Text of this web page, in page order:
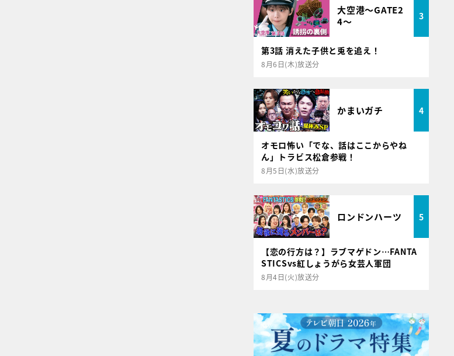
大空港～GATE2
4～
3
第3話 消えた子供と兎を追え！
8月6日(木)放送分
かまいガチ 4
オモロ怖い「でな、話はここからやね
ん」トラビス松倉参戦！
8月5日(水)放送分
ロンドンハーツ 5
【恋の行方は？】ラブマゲドン…FANTA
STICSvs紅しょうがら女芸人軍団
8月4日(火)放送分